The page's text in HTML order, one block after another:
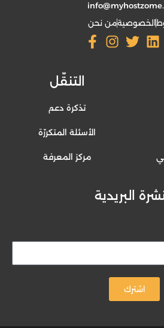
الخصوصيةمن نحن
التنقّل
تذكرة دعم
الأسئلة المتكررّة
مركز المعرفة
البريدية
اشترك